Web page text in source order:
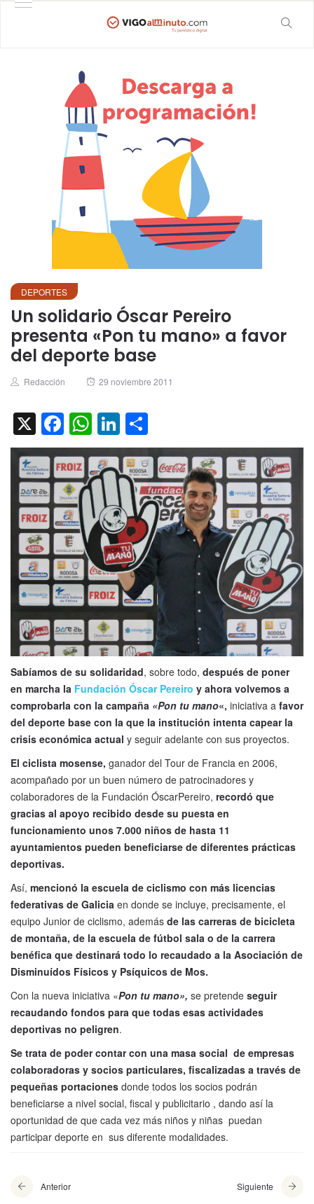
DEPORTES
Un solidario Óscar Pereiro
presenta «Pon tu mano» a favor
del deporte base
Author
Redacción
Posted
29 noviembre 2011
X Facebook
WhatsApp
LinkedIn
Sabíamos de su solidaridad, sobre todo, después de poner
en marcha la Fundación Óscar Pereiro y ahora volvemos a
comprobarla con la campaña «Pon tu mano«, iniciativa a favor
del deporte base con la que la institución intenta capear la
crisis económica actual y seguir adelante con sus proyectos.
El ciclista mosense, ganador del Tour de Francia en 2006,
acompañado por un buen número de patrocinadores y
colaboradores de la Fundación ÓscarPereiro, recordó que
gracias al apoyo recibido desde su puesta en
funcionamiento unos 7.000 niños de hasta 11
ayuntamientos pueden beneficiarse de diferentes prácticas
deportivas.
Así, mencionó la escuela de ciclismo con más licencias
federativas de Galicia en donde se incluye, precisamente, el
equipo Junior de ciclismo, además de las carreras de bicicleta
de montaña, de la escuela de fútbol sala o de la carrera
benéfica que destinará todo lo recaudado a la Asociación de
Disminuídos Físicos y Psíquicos de Mos.
Con la nueva iniciativa «Pon tu mano», se pretende seguir
recaudando fondos para que todas esas actividades
deportivas no peligren.
Se trata de poder contar con una masa social de empresas
colaboradoras y socios particulares, fiscalizadas a través de
pequeñas portaciones donde todos los socios podrán
beneficiarse a nivel social, fiscal y publicitario , dando así la
oportunidad de que cada vez más niños y niñas puedan
participar deporte en sus diferente modalidades.
Anterior Siguiente